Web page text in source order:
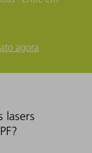
agora
lasers